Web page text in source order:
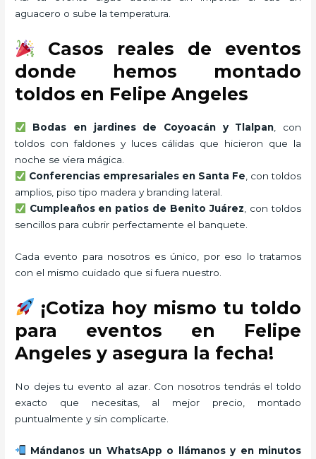
aguacero o sube la temperatura.
Casos reales de eventos
donde hemos montado
toldos en Felipe Angeles
Bodas en jardines de Coyoacán y Tlalpan , con
toldos con faldones y luces cálidas que hicieron que la
noche se viera mágica.
Conferencias empresariales en Santa Fe , con toldos
amplios, piso tipo madera y branding lateral.
Cumpleaños en patios de Benito Juárez , con toldos
sencillos para cubrir perfectamente el banquete.
Cada evento para nosotros es único, por eso lo tratamos
con el mismo cuidado que si fuera nuestro.
¡Cotiza hoy mismo tu toldo
para eventos en Felipe
Angeles y asegura la fecha!
No dejes tu evento al azar. Con nosotros tendrás el toldo
exacto que necesitas, al mejor precio, montado
puntualmente y sin complicarte.
Mándanos un WhatsApp o llámanos y en minutos